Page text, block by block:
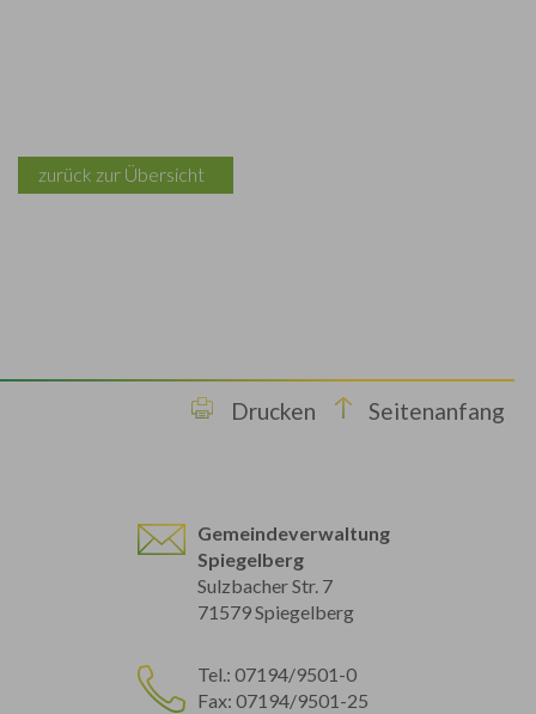
zurück zur Übersicht
Drucken Seitenanfang
Gemeindeverwaltung
Spiegelberg
Sulzbacher Str. 7
71579 Spiegelberg
Tel.: 07194/9501-0
Fax: 07194/9501-25